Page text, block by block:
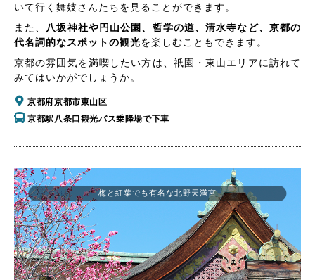
いて行く舞妓さんたちを見ることができます。
また、
八坂神社や円山公園、哲学の道、清水寺など、京都の
代名詞的なスポットの観光を楽しむこともできます。
京都の雰囲気を満喫したい方は、祇園・東山エリアに訪れて
みてはいかがでしょうか。
京都府京都市東山区
京都駅八条口観光バス乗降場で下車
梅と紅葉でも有名な北野天満宮